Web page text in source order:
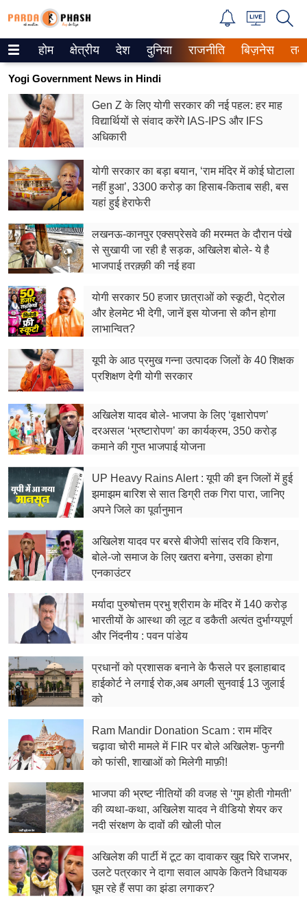
Trending on Google News
ePaper
वेब स्टोरीज
गैलरी
रिलेशनशिप
फूड
ब्‍यूटी
जॉब्स
शिक्षा
अन्य खबरें
होम क्षेत्रीय देश दुनिया राजनीति बिज़नेस
Yogi Government News in Hindi
Gen Z के लिए योगी सरकार की नई पहल: हर माह
विद्यार्थियों से संवाद करेंगे IAS-IPS और IFS
अधिकारी
योगी सरकार का बड़ा बयान, ‘राम मंदिर में कोई घोटाला
नहीं हुआ’, 3300 करोड़ का हिसाब-किताब सही, बस
यहां हुई हेराफेरी
लखनऊ-कानपुर एक्सप्रेसवे की मरम्मत के दौरान पंखे
से सुखायी जा रही है सड़क, अखिलेश बोले- ये है
भाजपाई तरक़्क़ी की नई हवा
योगी सरकार 50 हजार छात्राओं को स्कूटी, पेट्रोल
और हेलमेट भी देगी, जानें इस योजना से कौन होगा
लाभान्वित?
यूपी के आठ प्रमुख गन्ना उत्पादक जिलों के 40 शिक्षक
प्रशिक्षण देगी योगी सरकार
अखिलेश यादव बोले- भाजपा के लिए ‘वृक्षारोपण’
दरअसल ‘भ्रष्टारोपण’ का कार्यक्रम, 350 करोड़
कमाने की गुप्त भाजपाई योजना
UP Heavy Rains Alert : यूपी की इन जिलों में हुई
झमाझम बारिश से सात डिग्री तक गिरा पारा, जानिए
अपने जिले का पूर्वानुमान
अखिलेश यादव पर बरसे बीजेपी सांसद रवि किशन,
बोले-जो समाज के लिए खतरा बनेगा, उसका होगा
एनकाउंटर
मर्यादा पुरुषोत्तम प्रभु श्रीराम के मंदिर में 140 करोड़
भारतीयों के आस्था की लूट व डकैती अत्यंत दुर्भाग्यपूर्ण
और निंदनीय : पवन पांडेय
प्रधानों को प्रशासक बनाने के फैसले पर इलाहाबाद
हाईकोर्ट ने लगाई रोक,अब अगली सुनवाई 13 जुलाई
को
Ram Mandir Donation Scam : राम मंदिर
चढ़ावा चोरी मामले में FIR पर बोले अखिलेश- फुनगी
को फांसी, शाखाओं को मिलेगी माफ़ी!
भाजपा की भ्रष्ट नीतियों की वजह से ‘गुम होती गोमती’
की व्यथा-कथा, अखिलेश यादव ने वीडियो शेयर कर
नदी संरक्षण के दावों की खोली पोल
अखिलेश की पार्टी में टूट का दावाकर खुद घिरे राजभर,
उलटे पत्रकार ने दागा सवाल आपके कितने विधायक
घूम रहे हैं सपा का झंडा लगाकर?